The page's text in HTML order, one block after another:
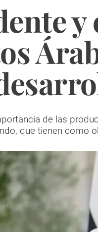
y
de las
que tienen como